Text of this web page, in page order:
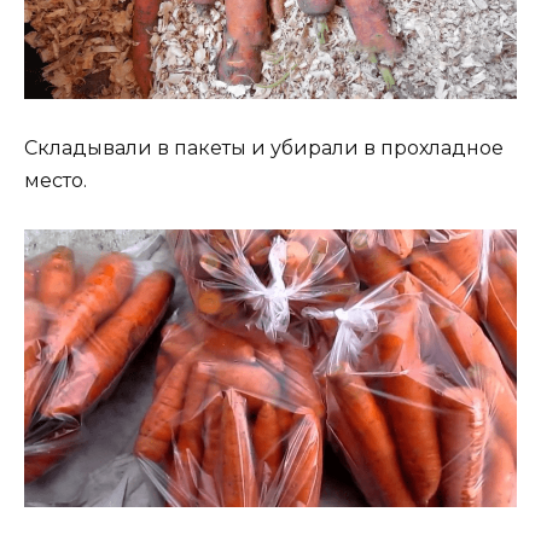
Складывали в пакеты и убирали в прохладное
место.